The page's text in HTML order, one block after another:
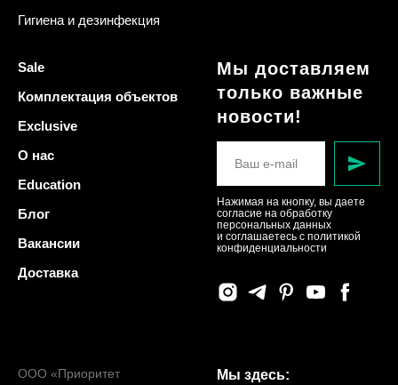
Гигиена и дезинфекция
Sale
Комплектация объектов
Exclusive
О нас
Education
Блог
Вакансии
Доставка
Мы доставляем
только важные
новости!
Нажимая на кнопку, вы даете
согласие на обработку
персональных данных
и соглашаетесь c политикой
конфиденциальности
ООО «Приоритет Мы здесь: